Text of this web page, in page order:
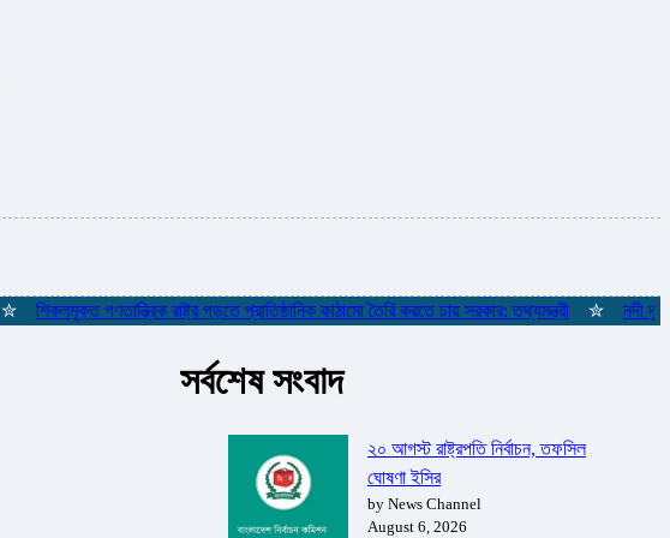
শিকলমুক্ত গণতান্ত্রিক রাষ্ট্র গড়তে প্রাতিষ্ঠানিক কাঠামো তৈরি করতে চায় সরকার: তথ্যমন্ত্রী ✮ নদী দূষণ
সর্বশেষ সংবাদ
২০ আগস্ট রাষ্ট্রপতি নির্বাচন, তফসিল
ঘোষণা ইসির
by News Channel
August 6, 2026